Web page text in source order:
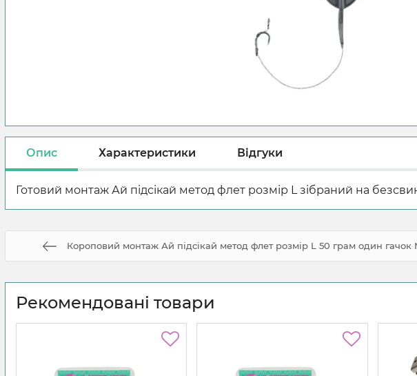
Опис Характеристики Відгуки
Готовий монтаж Ай підсікай метод флет розмір L зібраний на
Короповий монтаж Ай підсікай метод флет розмір L 50 грам один
Рекомендовані товари